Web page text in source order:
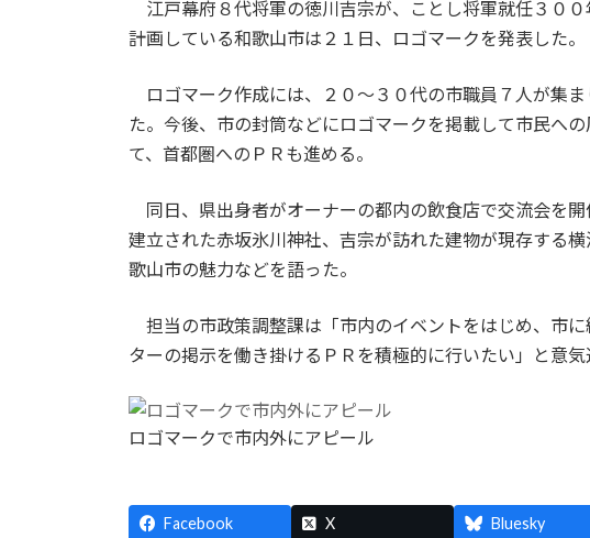
江戸幕府８代将軍の徳川吉宗が、ことし将軍就任３０
計画している和歌山市は２１日、ロゴマークを発表した。
ロゴマーク作成には、２０～３０代の市職員７人が集
た。今後、市の封筒などにロゴマークを掲載して市民へ
て、首都圏へのＰＲも進める。
同日、県出身者がオーナーの都内の飲食店で交流会を
建立された赤坂氷川神社、吉宗が訪れた建物が現存する
歌山市の魅力などを語った。
担当の市政策調整課は「市内のイベントをはじめ、市
ターの掲示を働き掛けるＰＲを積極的に行いたい」と意気
ロゴマークで市内外にアピール
Facebook X Bluesky